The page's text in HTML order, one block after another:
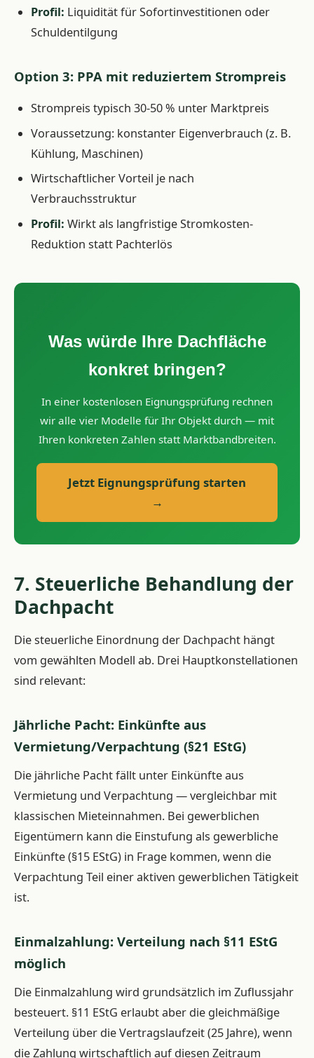
Profil: Liquidität für Sofortinvestitionen oder
Schuldentilgung
Option 3: PPA mit reduziertem Strompreis
Strompreis typisch 30-50 % unter Marktpreis
Voraussetzung: konstanter Eigenverbrauch (z. B.
Kühlung, Maschinen)
Wirtschaftlicher Vorteil je nach
Verbrauchsstruktur
Profil: Wirkt als langfristige Stromkosten-
Reduktion statt Pachterlös
Was würde Ihre Dachfläche
konkret bringen?
In einer kostenlosen Eignungsprüfung rechnen
wir alle vier Modelle für Ihr Objekt durch — mit
Ihren konkreten Zahlen statt Marktbandbreiten.
Jetzt Eignungsprüfung starten
→
7. Steuerliche Behandlung der
Dachpacht
Die steuerliche Einordnung der Dachpacht hängt
vom gewählten Modell ab. Drei Hauptkonstellationen
sind relevant:
Jährliche Pacht: Einkünfte aus
Vermietung/Verpachtung (§21 EStG)
Die jährliche Pacht fällt unter Einkünfte aus
Vermietung und Verpachtung — vergleichbar mit
klassischen Mieteinnahmen. Bei gewerblichen
Eigentümern kann die Einstufung als gewerbliche
Einkünfte (§15 EStG) in Frage kommen, wenn die
Verpachtung Teil einer aktiven gewerblichen Tätigkeit
ist.
Einmalzahlung: Verteilung nach §11 EStG
möglich
Die Einmalzahlung wird grundsätzlich im Zuflussjahr
besteuert. §11 EStG erlaubt aber die gleichmäßige
Verteilung über die Vertragslaufzeit (25 Jahre), wenn
die Zahlung wirtschaftlich auf diesen Zeitraum